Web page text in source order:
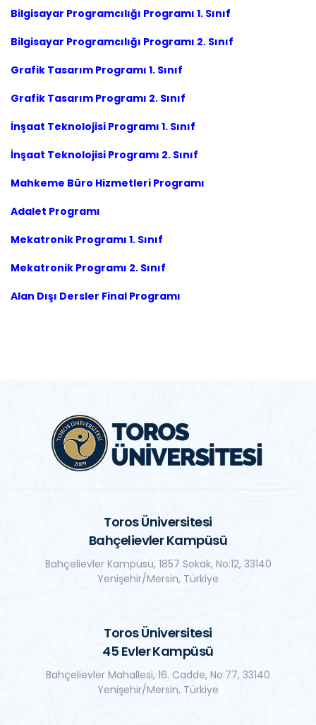
Bilgisayar Programcılığı Programı 1. Sınıf
Bilgisayar Programcılığı Programı 2. Sınıf
Grafik Tasarım Programı 1. Sınıf
Grafik Tasarım Programı 2. Sınıf
İnşaat Teknolojisi Programı 1. Sınıf
İnşaat Teknolojisi Programı 2. Sınıf
Mahkeme Büro Hizmetleri Programı
Adalet Programı
Mekatronik Programı 1. Sınıf
Mekatronik Programı 2. Sınıf
Alan Dışı Dersler Final Programı
Toros Üniversitesi
Bahçelievler Kampüsü
Bahçelievler Kampüsü, 1857 Sokak, No:12, 33140
Yenişehir/Mersin, Türkiye
Toros Üniversitesi
45 Evler Kampüsü
Bahçelievler Mahallesi, 16. Cadde, No:77, 33140
Yenişehir/Mersin, Türkiye